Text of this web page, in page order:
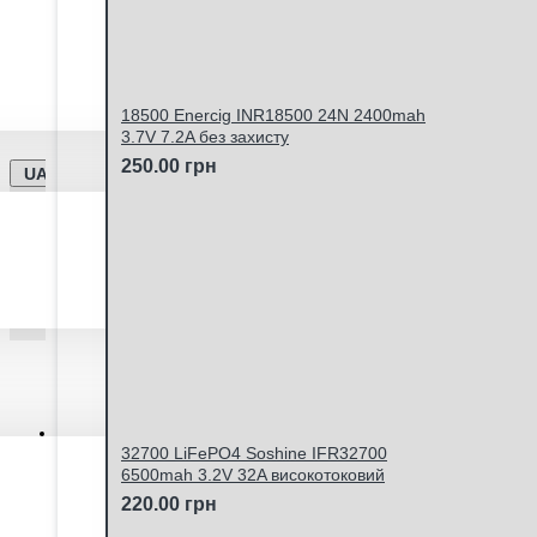
UA
18500 Enercig INR18500 24N 2400mah
3.7V 7.2A без захисту
250.00 грн
32700 LiFePO4 Soshine IFR32700
6500mah 3.2V 32A високотоковий
220.00 грн